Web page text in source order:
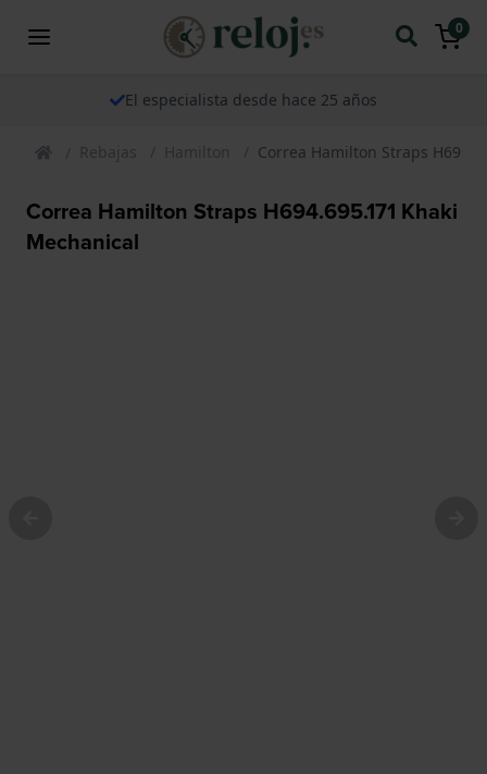
0
El especialista desde hace 25 años
Rebajas Hamilton Correa Hamilton Straps
Correa Hamilton Straps H694.695.171 Khaki
Mechanical